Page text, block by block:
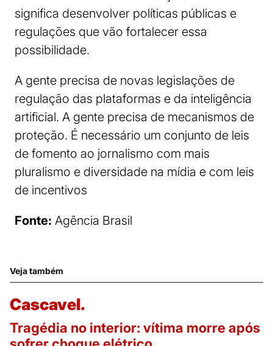
significa desenvolver políticas públicas e
regulações que vão fortalecer essa
possibilidade.
A gente precisa de novas legislações de
regulação das plataformas e da inteligência
artificial. A gente precisa de mecanismos de
proteção. É necessário um conjunto de leis
de fomento ao jornalismo com mais
pluralismo e diversidade na mídia e com leis
de incentivos
Fonte: Agência Brasil
Veja também
Cascavel.
Tragédia no interior: vítima morre após